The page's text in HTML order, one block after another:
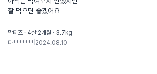
잘 먹으면 좋겠어요
말티즈 · 4살 2개월 · 3.7kg
다******* 2024.08.10